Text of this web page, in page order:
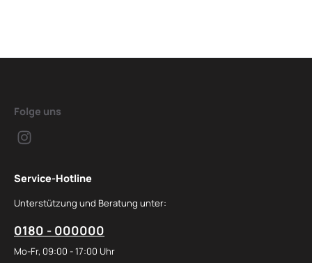
Folge uns
Service-Hotline
Unterstützung und Beratung unter:
0180 - 000000
Mo-Fr, 09:00 - 17:00 Uhr